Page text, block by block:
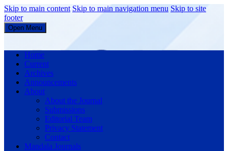
Skip to main content Skip to main navigation menu Skip to site
footer
Open Menu
JISIP (Jurnal Ilmu Sosial dan Pendidikan)
Home
Current
Archives
Announcements
About
About the Journal
Submissions
Editorial Team
Privacy Statement
Contact
Mandala Journals